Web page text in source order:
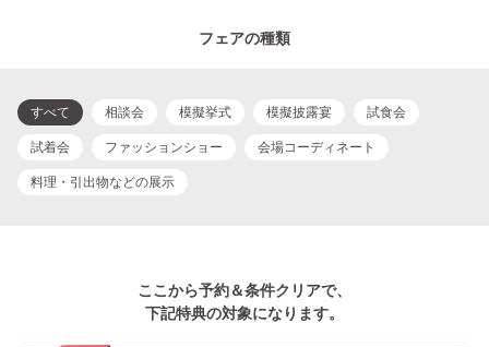
フェアの種類
すべて 相談会 模擬挙式 模擬披露宴
試食会
試着会
ファッションショー
会場コーディネート
料理・引出物などの展示
ここから予約＆条件クリアで、
下記特典の対象になります。